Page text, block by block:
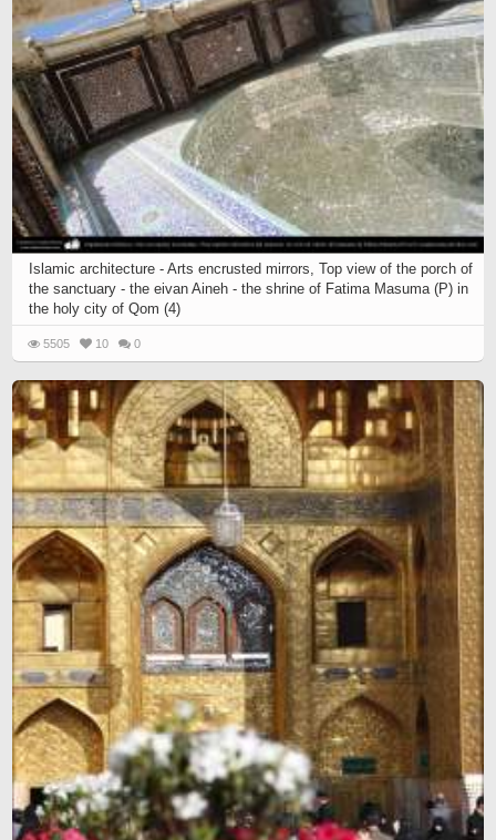
Islamic architecture - Arts encrusted mirrors, Top view of the porch of
the sanctuary - the eivan Aineh - the shrine of Fatima Masuma (P) in
the holy city of Qom (4)
5505 10 0